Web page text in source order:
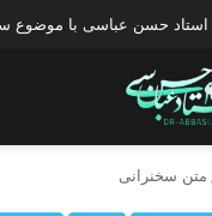
حسن عباسی با موضوع چهار
متن سخنرانی